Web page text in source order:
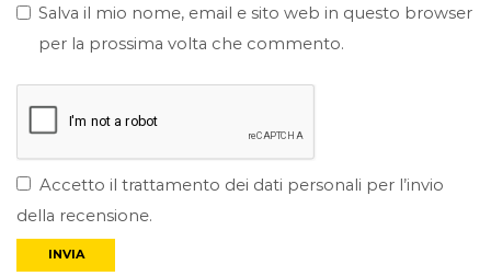
Salva il mio nome, email e sito web in questo browser
per la prossima volta che commento.
Accetto il trattamento dei dati personali per l’invio
della recensione.